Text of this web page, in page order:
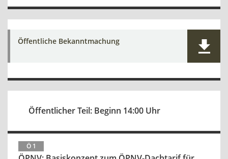
Öffentliche Bekanntmachung
Öffentlicher Teil: Beginn 14:00 Uhr
Ö 1